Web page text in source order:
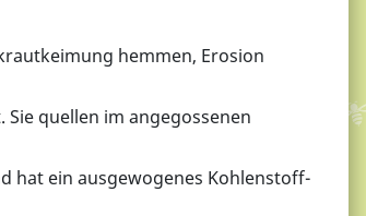
hemmen, Erosion
quellen im angegossenen
hat ein ausgewogenes Kohlenstoff-